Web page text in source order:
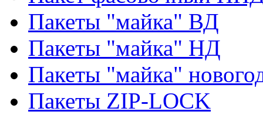
Пакеты "майка" ВД
Пакеты "майка" НД
Пакеты "майка"
Пакеты ZIP-LOCK